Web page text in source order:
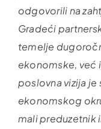
odgovorili na
Gradeći
temelje
ekonomske, već
poslovna vizija je
ekonomskog
mali preduzetnik